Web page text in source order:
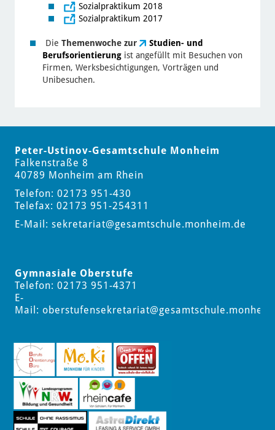
Sozialpraktikum 2018
Sozialpraktikum 2017
Die Themenwoche zur
Studien- und
Berufsorientierung ist angefüllt mit Besuchen von
Firmen, Werksbesichtigungen, Vorträgen und
Unibesuchen.
Peter-Ustinov-Gesamtschule Monheim
Falkenstraße 8
40789 Monheim am Rhein
Telefon: 02173 951-430
Telefax: 02173 951-254311
E-Mail: sekretariat@gesamtschule.monheim.de
Gymnasiale Oberstufe
Telefon: 02173 951-4371
E-
Mail: oberstufensekretariat